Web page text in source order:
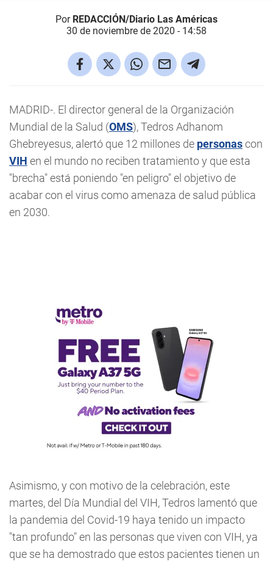
Por REDACCIÓN/Diario Las Américas
30 de noviembre de 2020 - 14:58
MADRID-. El director general de la Organización
Mundial de la Salud (OMS), Tedros Adhanom
Ghebreyesus, alertó que 12 millones de personascon
VIH en el mundo no reciben tratamiento y que esta
"brecha" está poniendo "en peligro" el objetivo de
acabar con el virus como amenaza de salud pública
en 2030.
Asimismo, y con motivo de la celebración, este
martes, del Día Mundial del VIH, Tedros lamentó que
la pandemia del Covid-19 haya tenido un impacto
"tan profundo" en las personas que viven con VIH, ya
que se ha demostrado que estos pacientes tienen un